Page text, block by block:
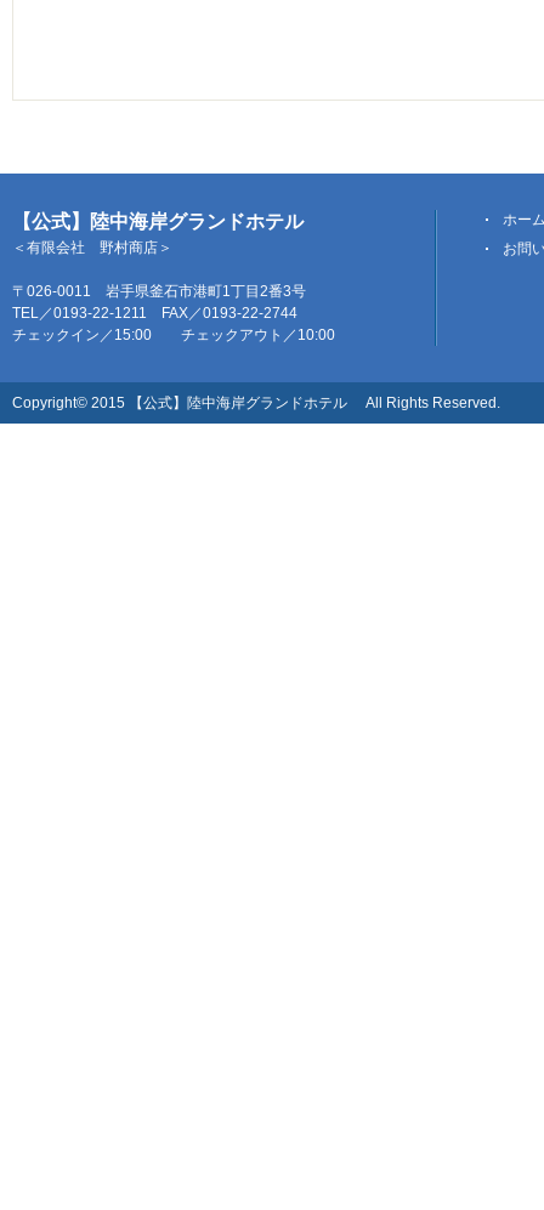
【公式】陸中海岸グランドホテル
＜有限会社 野村商店＞
〒026-0011 岩手県釜石市港町1丁目2番3号
TEL／0193-22-1211 FAX／0193-22-2744
チェックイン／15:00 チェックアウト／10:00
ホー
お問
Copyright© 2015 【公式】陸中海岸グランドホテル All Rights Reserved.